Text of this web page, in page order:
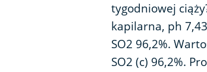
tygodniowej
kapilarna, ph
SO2 96,2%.
SO2 (c) 96,2%.